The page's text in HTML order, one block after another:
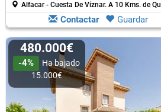
Alfacar - Cuesta De Viznar. A 10 Kms. de
Contactar Guardar
480.000€
-4%
Ha bajado
15.000€